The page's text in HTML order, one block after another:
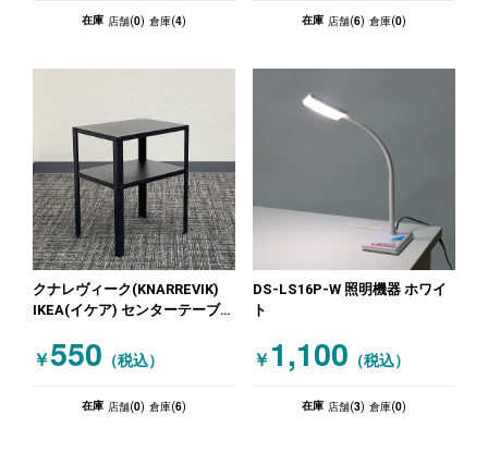
在庫 店舗(0) 倉庫(4) 在庫 店舗(6) 倉庫(0)
クナレヴィーク(KNARREVIK)
IKEA(イケア) センターテーブ
￥550 （税込）
在庫 店舗(0) 倉庫(6)
DS-LS16P-W 照明機器 ホワイ
ト
￥ 1,100 （税込）
在庫 店舗(3) 倉庫(0)